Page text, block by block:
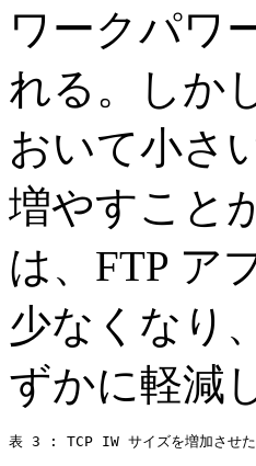
ワークパワ
れる。しか
おいて小さ
増やすこと
は、FTP ア
少なくなり
ずかに軽減
表 3 : TCP IW サイズを増加させた